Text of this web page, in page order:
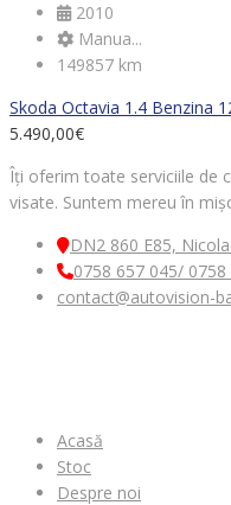
2010
Manua...
149857 km
Skoda Octavia 1.4 Benzina
5.490,00€
Îți oferim toate serviciile de
visate. Suntem mereu în
DN2 860 E85,
0758 657 045/ 0758
contact@autovision-
Acasă
Stoc
Despre noi